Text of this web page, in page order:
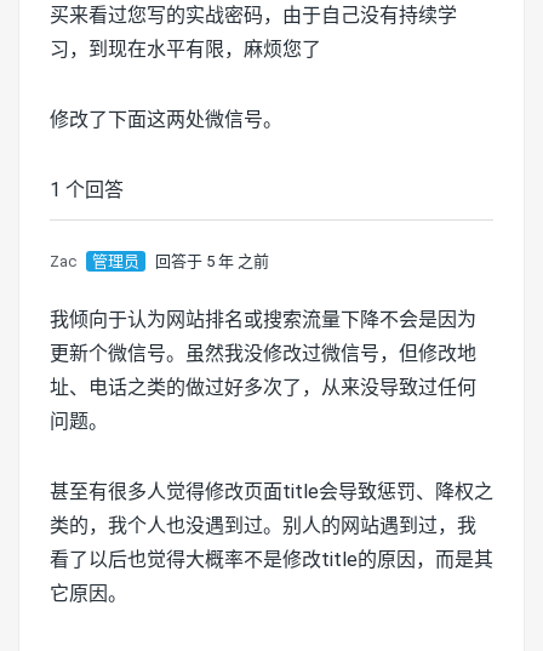
买来看过您写的实战密码，由于自己没有持续学
习，到现在水平有限，麻烦您了
修改了下面这两处微信号。
1 个回答
Zac 管理员 回答于 5 年 之前
我倾向于认为网站排名或搜索流量下降不会是因为
更新个微信号。虽然我没修改过微信号，但修改地
址、电话之类的做过好多次了，从来没导致过任何
问题。
甚至有很多人觉得修改页面title会导致惩罚、降权之
类的，我个人也没遇到过。别人的网站遇到过，我
看了以后也觉得大概率不是修改title的原因，而是其
它原因。